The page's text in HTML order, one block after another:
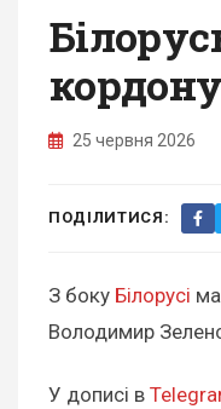
25 червня 2026
ПОДІЛИТИСЯ:
З боку Білорусі
Володимир
У дописі в